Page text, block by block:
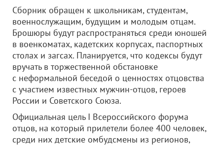
Сборник обращен к школьникам, студентам,
военнослужащим, будущим и молодым отцам.
Брошюры будут распространяться среди юношей
в военкоматах, кадетских корпусах, паспортных
столах и загсах. Планируется, что кодексы будут
вручать в торжественной обстановке
с неформальной беседой о ценностях отцовства
с участием известных мужчин-отцов, героев
России и Советского Союза.
Официальная цель I Всероссийского форума
отцов, на который прилетели более 400 человек,
среди них детские омбудсмены из регионов,